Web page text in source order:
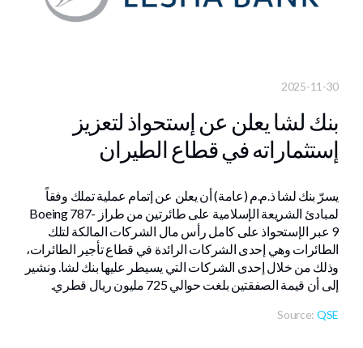
2025-11-30
بنك لشا يعلن عن إستحواذ لتعزيز
إستثماراته في قطاع الطيران
يسرّ بنك لشا ذ.م.م (عامة) أن يعلن عن إتمام عملية تملك وفقاً
لمبادئ الشريعة الإسلامية على طائرتين من طراز Boeing 787-
9 عبر الإستحواذ على كامل رأس مال الشركات المالكة لتلك
الطائرات وهي إحدى الشركات الرائدة في قطاع تأجير الطائرات،
وذلك من خلال إحدى الشركات التي يسيطر عليها بنك لشا. ونشير
إلى أن قيمة الصفقتين بلغت حوالي 725 مليون ريال قطري.
Source: QSE